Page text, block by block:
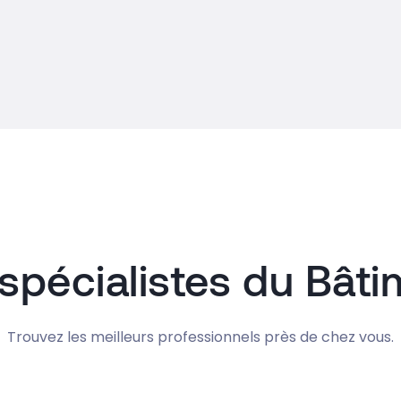
du
Trouvez les meilleurs professionnels près de chez vous.